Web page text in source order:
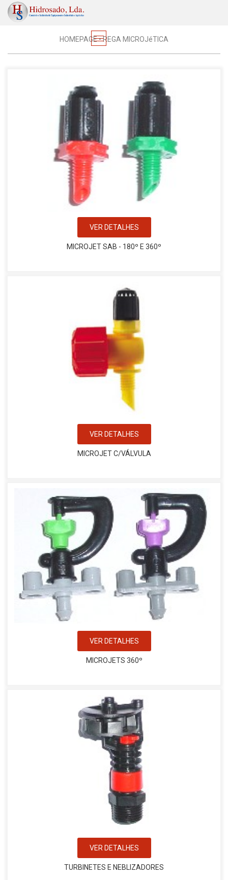
HOMEPAGE•REGA MICROJéTICA
VER DETALHES
MICROJET SAB - 180º E 360º
VER DETALHES
MICROJET C/VÁLVULA
VER DETALHES
MICROJETS 360º
VER DETALHES
TURBINETES E NEBLIZADORES